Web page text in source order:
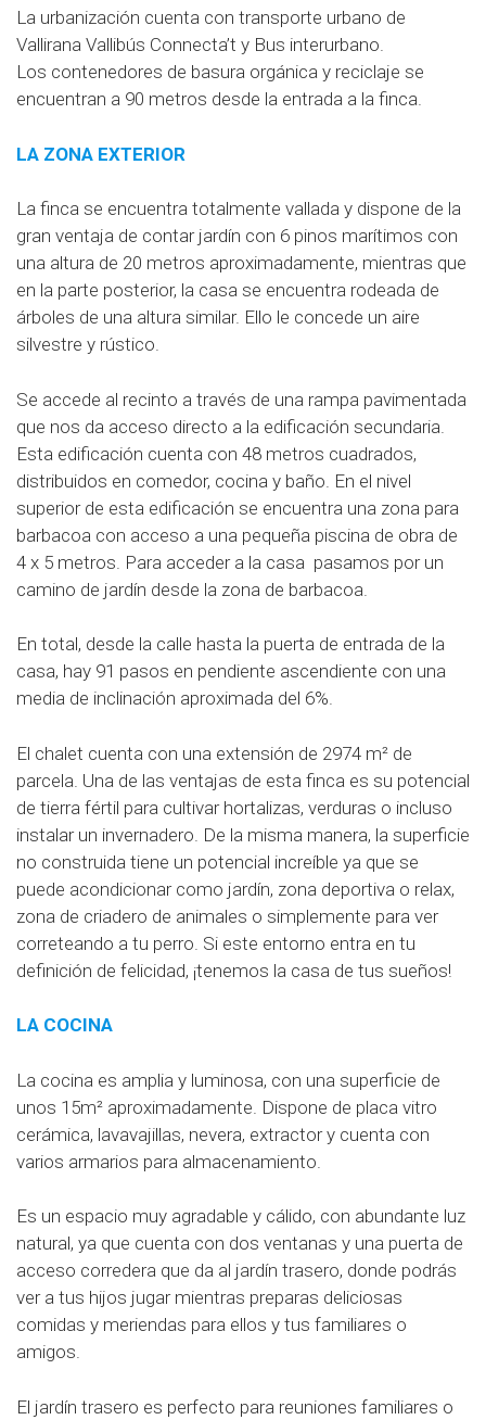
La urbanización cuenta con transporte urbano de
Vallirana Vallibús Connecta’t y Bus interurbano.
Los contenedores de basura orgánica y reciclaje se
encuentran a 90 metros desde la entrada a la finca.
LA ZONA EXTERIOR
La finca se encuentra totalmente vallada y dispone de la
gran ventaja de contar jardín con 6 pinos marítimos con
una altura de 20 metros aproximadamente, mientras que
en la parte posterior, la casa se encuentra rodeada de
árboles de una altura similar. Ello le concede un aire
silvestre y rústico.
Se accede al recinto a través de una rampa pavimentada
que nos da acceso directo a la edificación secundaria.
Esta edificación cuenta con 48 metros cuadrados,
distribuidos en comedor, cocina y baño. En el nivel
superior de esta edificación se encuentra una zona para
barbacoa con acceso a una pequeña piscina de obra de
4 x 5 metros. Para acceder a la casa pasamos por un
camino de jardín desde la zona de barbacoa.
En total, desde la calle hasta la puerta de entrada de la
casa, hay 91 pasos en pendiente ascendiente con una
media de inclinación aproximada del 6%.
El chalet cuenta con una extensión de 2974 m² de
parcela. Una de las ventajas de esta finca es su potencial
de tierra fértil para cultivar hortalizas, verduras o incluso
instalar un invernadero. De la misma manera, la superficie
no construida tiene un potencial increíble ya que se
puede acondicionar como jardín, zona deportiva o relax,
zona de criadero de animales o simplemente para ver
correteando a tu perro. Si este entorno entra en tu
definición de felicidad, ¡tenemos la casa de tus sueños!
LA COCINA
La cocina es amplia y luminosa, con una superficie de
unos 15m² aproximadamente. Dispone de placa vitro
cerámica, lavavajillas, nevera, extractor y cuenta con
varios armarios para almacenamiento.
Es un espacio muy agradable y cálido, con abundante luz
natural, ya que cuenta con dos ventanas y una puerta de
acceso corredera que da al jardín trasero, donde podrás
ver a tus hijos jugar mientras preparas deliciosas
comidas y meriendas para ellos y tus familiares o
amigos.
El jardín trasero es perfecto para reuniones familiares o